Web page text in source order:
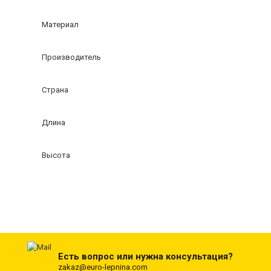
Материал
Производитель
Страна
Длина
Высота
Есть вопрос или нужна консультация?
zakaz@euro-lepnina.com